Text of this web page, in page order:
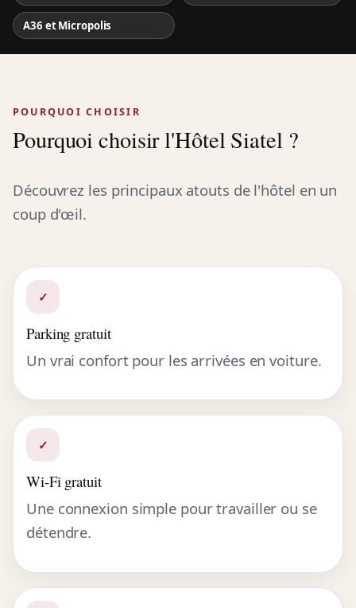
A36 et Micropolis
POURQUOI CHOISIR
Pourquoi choisir l'Hôtel Siatel ?
Découvrez les principaux atouts de l'hôtel en un
coup d'œil.
✓
Parking gratuit
Un vrai confort pour les arrivées en voiture.
✓
Wi-Fi gratuit
Une connexion simple pour travailler ou se
détendre.